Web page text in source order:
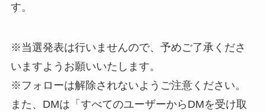
す。
※当選発表は行いませんので、予めご了承くださ
いますようお願いいたします。
※フォローは解除されないようご注意ください。
また、DMは「すべてのユーザーからDMを受け取